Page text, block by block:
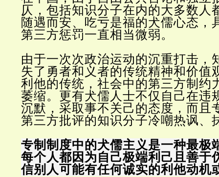
仄，包括知识分子在内的大多数人
随遇而安、吃亏是福的犬儒心态，
第三方惩罚一直相当微弱。
由于一次次政治运动的沉重打击，
失了勇者和义者的传统精神和价
利他的传统，社会中的第三方制约
萎缩。更有犬儒人士不仅自己在违
沉默，采取事不关己的态度，而且
第三方批评的知识分子冷嘲热讽、
专制制度中的犬儒主义是一种最极
每个人都因为自己极端利己且善于
信别人可能有任何诚实的利他动机